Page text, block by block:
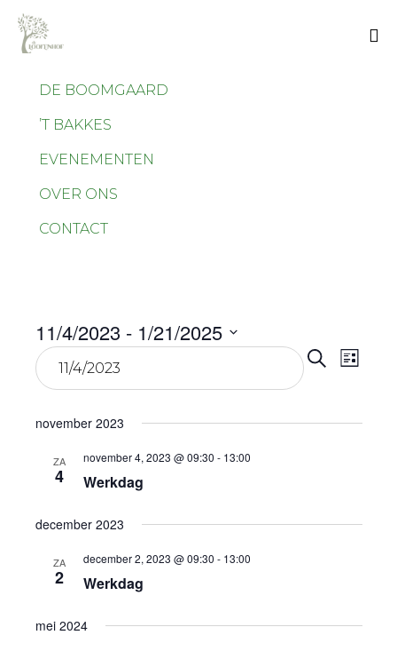
DE BOOMGAARD
’T BAKKES
EVENEMENTEN
OVER ONS
CONTACT
en
Zoeken
Lijst
11/4/2023 - 1/21/2025
Selecteer
datum.
november 2023
ZA
4
november 4, 2023 @ 09:30 - 13:00
Werkdag
december 2023
ZA
2
december 2, 2023 @ 09:30 - 13:00
Werkdag
mei 2024